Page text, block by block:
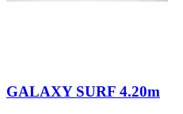
GALAXY SURF 4.20m